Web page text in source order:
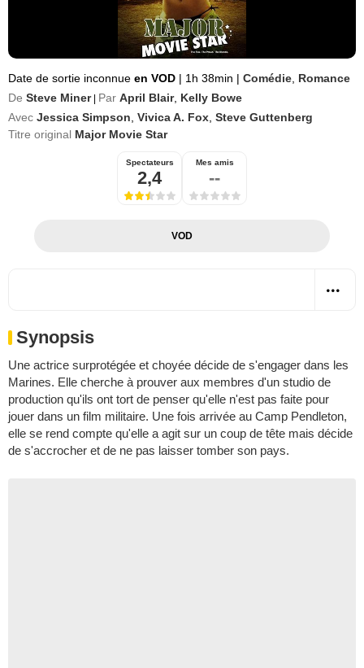
Date de sortie inconnue en VOD | 1h 38min | Comédie Romance
De Steve Miner Par April Blair, Kelly Bowe
Avec Jessica Simpson Vivica A. Fox Steve Guttenberg
Titre original Major Movie Star
Spectateurs
2,4
Mes amis
--
VOD
Synopsis
Une actrice surprotégée et choyée décide de s'engager dans les
Marines. Elle cherche à prouver aux membres d'un studio de
production qu'ils ont tort de penser qu'elle n'est pas faite pour
jouer dans un film militaire. Une fois arrivée au Camp Pendleton,
elle se rend compte qu'elle a agit sur un coup de tête mais décide
de s'accrocher et de ne pas laisser tomber son pays.